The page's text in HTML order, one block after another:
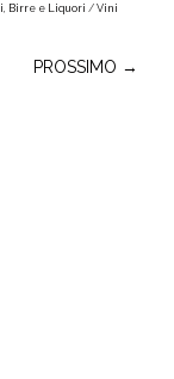
Birre e Liquori / Vini
PROSSIMO →